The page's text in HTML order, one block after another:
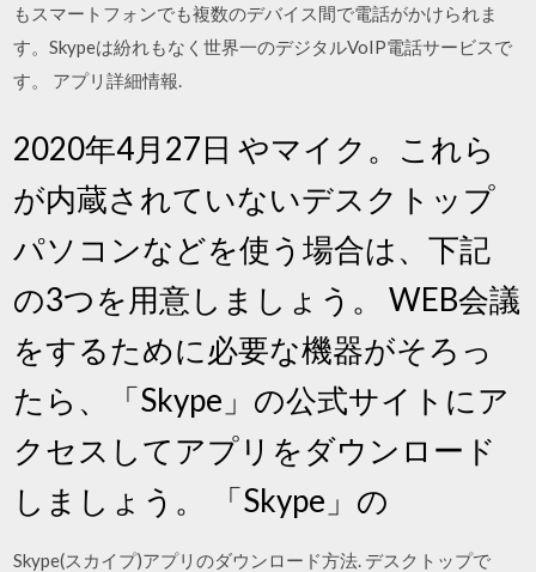
もスマートフォンでも複数のデバイス間で電話がかけられま
す。Skypeは紛れもなく世界一のデジタルVoIP電話サービスで
す。 アプリ詳細情報.
2020年4月27日 やマイク。これら
が内蔵されていないデスクトップ
パソコンなどを使う場合は、下記
の3つを用意しましょう。 WEB会議
をするために必要な機器がそろっ
たら、「Skype」の公式サイトにア
クセスしてアプリをダウンロード
しましょう。 「Skype」の
Skype(スカイプ)アプリのダウンロード方法. デスクトップで